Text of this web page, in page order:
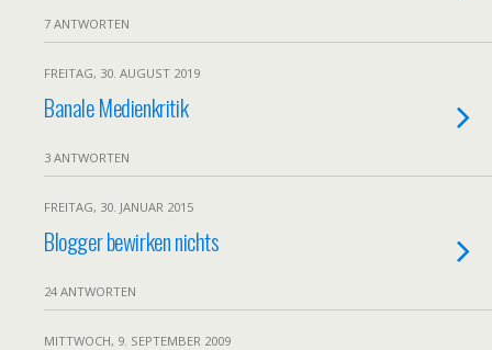
7 ANTWORTEN
FREITAG, 30. AUGUST 2019
Banale Medienkritik
3 ANTWORTEN
FREITAG, 30. JANUAR 2015
Blogger bewirken nichts
24 ANTWORTEN
MITTWOCH, 9. SEPTEMBER 2009